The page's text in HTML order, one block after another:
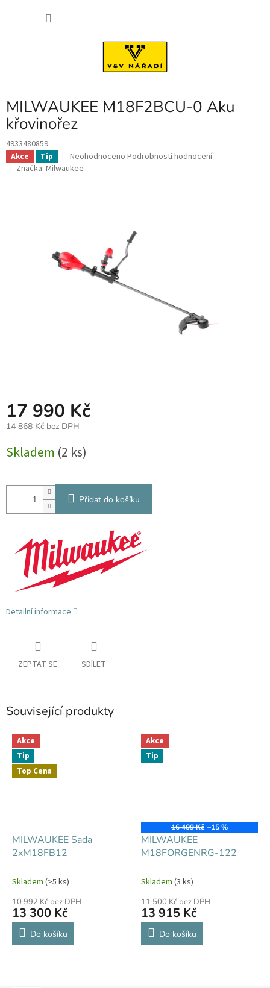
MILWAUKEE M18F2BCU-0 Aku
křovinořez
4933480859
Akce Tip
Průměrné
hodnocení
Neohodnoceno Podrobnosti hodnocení
Značka: Milwaukee
17 990 Kč
14 868 Kč bez DPH
cena:
Skladem (2 ks)
Přidat do košíku
Detailní informace
ZEPTAT SE SDÍLET
Související produkty
Akce
Tip
Top Cena
MILWAUKEE Sada
2xM18FB12
Skladem (>5 ks)
10 992 Kč bez DPH
13 300 Kč
Do košíku
Akce
Tip
16 409 Kč –15 %
MILWAUKEE
M18FORGENRG-122
Skladem (3 ks)
11 500 Kč bez DPH
13 915 Kč
Do košíku